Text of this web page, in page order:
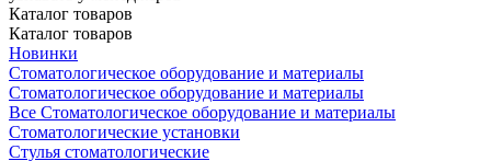
Каталог товаров
Каталог товаров
Новинки
Стоматологическое оборудование и материалы
Стоматологическое оборудование и материалы
Все Стоматологическое оборудование и материалы
Стоматологические установки
Стулья стоматологические